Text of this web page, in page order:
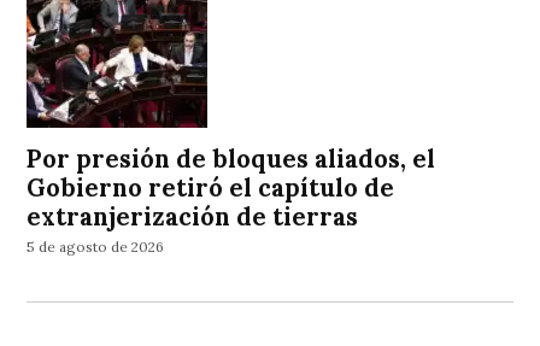
Por presión de bloques aliados, el
Gobierno retiró el capítulo de
extranjerización de tierras
5 de agosto de 2026